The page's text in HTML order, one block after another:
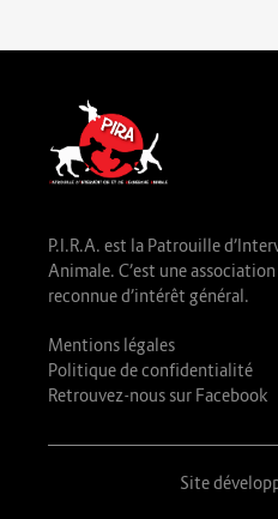
P.I.R.A. est la Patrouille
Animale. C’est une
reconnue d’intérêt général.
Mentions légales
Politique de confidentialité
Retrouvez-nous sur Facebook
Site